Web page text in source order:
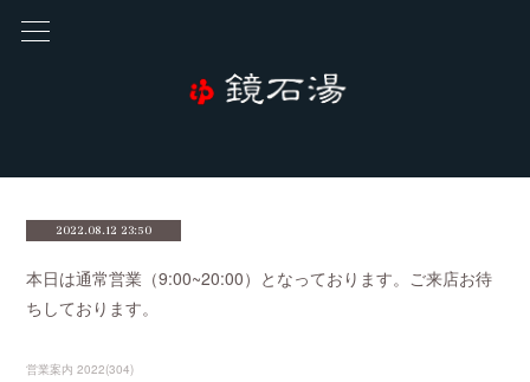
2022.08.12 23:50
本日は通常営業（9:00~20:00）となっております。ご来店お待
ちしております。
営業案内 2022(304)